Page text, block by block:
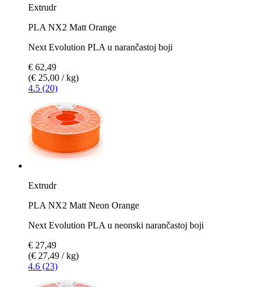
Extrudr
PLA NX2 Matt Orange
Next Evolution PLA u narančastoj boji
€ 62,49
(€ 25,00 / kg)
4.5 (20)
Extrudr
PLA NX2 Matt Neon Orange
Next Evolution PLA u neonski narančastoj boji
€ 27,49
(€ 27,49 / kg)
4.6 (23)